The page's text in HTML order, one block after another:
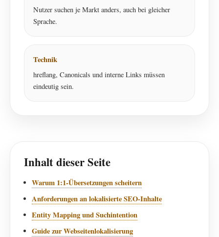
Nutzer suchen je Markt anders, auch bei gleicher
Sprache.
Technik
hreflang, Canonicals und interne Links müssen
eindeutig sein.
Inhalt dieser Seite
Warum 1:1-Übersetzungen scheitern
Anforderungen an lokalisierte SEO-Inhalte
Entity Mapping und Suchintention
Guide zur Webseitenlokalisierung